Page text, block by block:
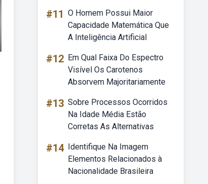
#11 O Homem Possui Maior
Capacidade Matemática Que
A Inteligência Artificial
#12 Em Qual Faixa Do Espectro
Visível Os Carotenos
Absorvem Majoritariamente
#13 Sobre Processos Ocorridos
Na Idade Média Estão
Corretas As Alternativas
#14 Identifique Na Imagem
Elementos Relacionados à
Nacionalidade Brasileira